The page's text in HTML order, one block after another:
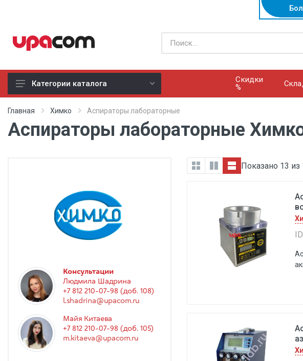
Б/У оборудование
Все производители
Гинекология
Функциональная диагностика
Офтальмология
Урология
Дезинфекция и стерилизация
Лучевая диагностика
Категории каталога
Скидки
%
Главная Химко Аспираторы лабораторные
Аспираторы лабораторные
Консультации
Людмила Шадрина
+7 812 210-07-98 (доб. 108)
l.shadrina@upacom.ru
Майя Китаева
+7 812 210-07-98 (доб. 105)
m.kitaeva@upacom.ru
Показано 13 из